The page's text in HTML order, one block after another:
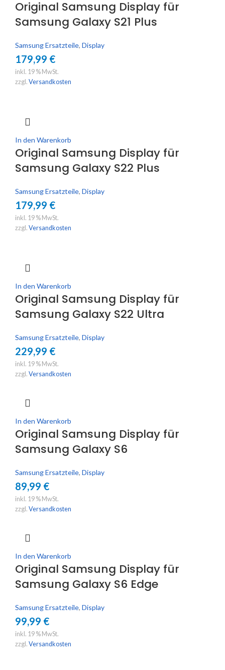
Original Samsung Display für
Samsung Galaxy S21 Plus
Samsung Ersatzteile, Display
179,99 €
inkl. 19 % MwSt.
zzgl. Versandkosten
In den Warenkorb
Original Samsung Display für
Samsung Galaxy S22 Plus
Samsung Ersatzteile, Display
179,99 €
inkl. 19 % MwSt.
zzgl. Versandkosten
In den Warenkorb
Original Samsung Display für
Samsung Galaxy S22 Ultra
Samsung Ersatzteile, Display
229,99 €
inkl. 19 % MwSt.
zzgl. Versandkosten
In den Warenkorb
Original Samsung Display für
Samsung Galaxy S6
Samsung Ersatzteile, Display
89,99 €
inkl. 19 % MwSt.
zzgl. Versandkosten
In den Warenkorb
Original Samsung Display für
Samsung Galaxy S6 Edge
Samsung Ersatzteile, Display
99,99 €
inkl. 19 % MwSt.
zzgl. Versandkosten